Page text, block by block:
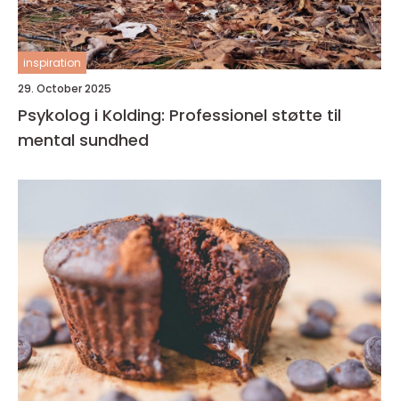
inspiration
29. October 2025
Psykolog i Kolding: Professionel støtte til
mental sundhed